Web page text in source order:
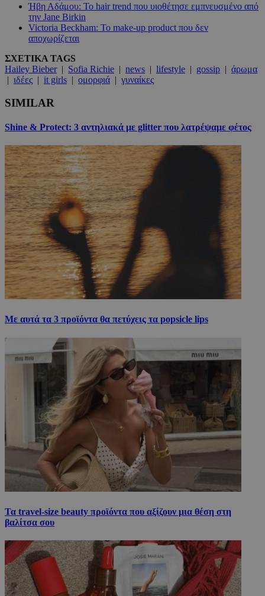
Ήβη Αδάμου: Το hair trend που υιοθέτησε εμπνευσμένο από
την Jane Birkin
Victoria Beckham: Το make-up product που δεν
αποχωρίζεται
ΣΧΕΤΙΚΑ TAGS
Hailey Bieber| Sofia Richie | news | lifestyle | gossip | άρωμα
| ιδέες | it girls | ομορφιά | γυναίκες
SIMILAR
Shine & Protect: 3 αντηλιακά με glitter που λατρέψαμε φέτος
Με αυτά τα 3 προϊόντα θα πετύχεις τα popsicle lips
Τα travel-size beauty προϊόντα που αξίζουν μια θέση στη
βαλίτσα σου